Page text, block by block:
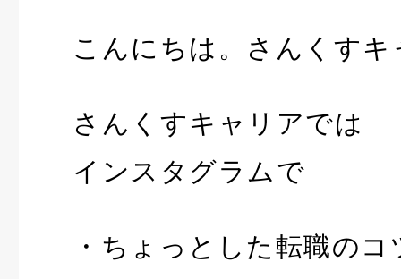
こんにちは。さんくす
さんくすキャリアでは
インスタグラムで
・ちょっとした転職のコ